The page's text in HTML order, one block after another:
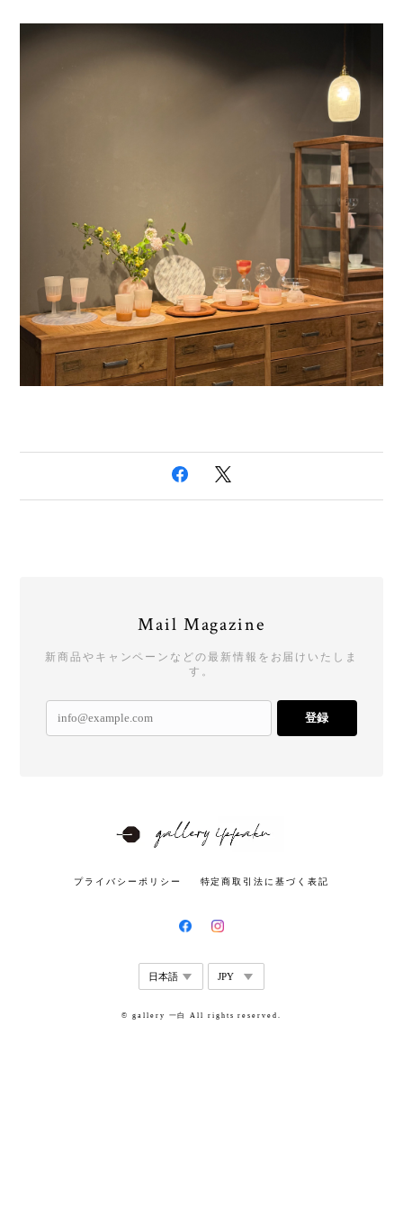
Mail Magazine
新商品やキャンペーンなどの最新情報をお届けいたしま
す。
登録
プライバシーポリシー 特定商取引法に基づく表記
© gallery 一白 All rights reserved.